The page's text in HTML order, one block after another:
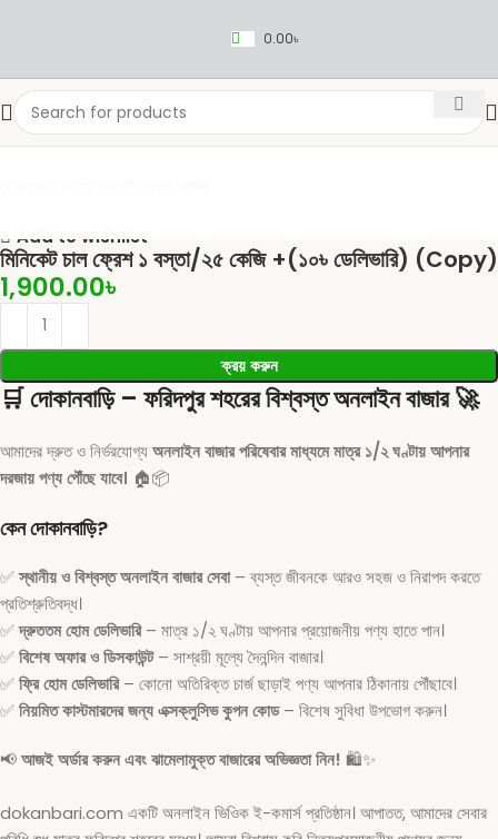
0.00৳
Add to wishlist
মিনিকেট চাল ফ্রেশ ১ বস্তা/২৫ কেজি +(১০৳ ডেলিভারি) (Copy)
1,900.00৳
ক্রয় করুন
🛒দোকানবাড়ি – ফরিদপুর শহরের বিশ্বস্ত অনলাইন বাজার🚀
আমাদের দ্রুত ও নির্ভরযোগ্যঅনলাইন বাজার পরিষেবার মাধ্যমে মাত্র ১/২ ঘণ্টায় আপনার
দরজায় পণ্য পৌঁছে যাবে। 🏠📦
কেন দোকানবাড়ি?
✅স্থানীয় ও বিশ্বস্ত অনলাইন বাজার সেবা– ব্যস্ত জীবনকে আরও সহজ ও নিরাপদ করতে
প্রতিশ্রুতিবদ্ধ।
✅দ্রুততম হোম ডেলিভারি– মাত্র ১/২ ঘণ্টায় আপনার প্রয়োজনীয় পণ্য হাতে পান।
✅ বিশেষ অফার ও ডিসকাউন্ট– সাশ্রয়ী মূল্যে দৈনন্দিন বাজার।
✅ ফ্রি হোম ডেলিভারি– কোনো অতিরিক্ত চার্জ ছাড়াই পণ্য আপনার ঠিকানায় পৌঁছাবে।
✅ নিয়মিত কাস্টমারদের জন্য এক্সক্লুসিভ কুপন কোড– বিশেষ সুবিধা উপভোগ করুন।
📢আজই অর্ডার করুন এবং ঝামেলামুক্ত বাজারের অভিজ্ঞতা নিন! 🛍️✨
dokanbari.com একটি অনলাইন ভিওিক ই-কমার্স প্রতিষ্ঠান। আপাতত, আমাদের সেবার
Select category
FRESH VEGETABLES SEAFOOD YOGURT BREADS &